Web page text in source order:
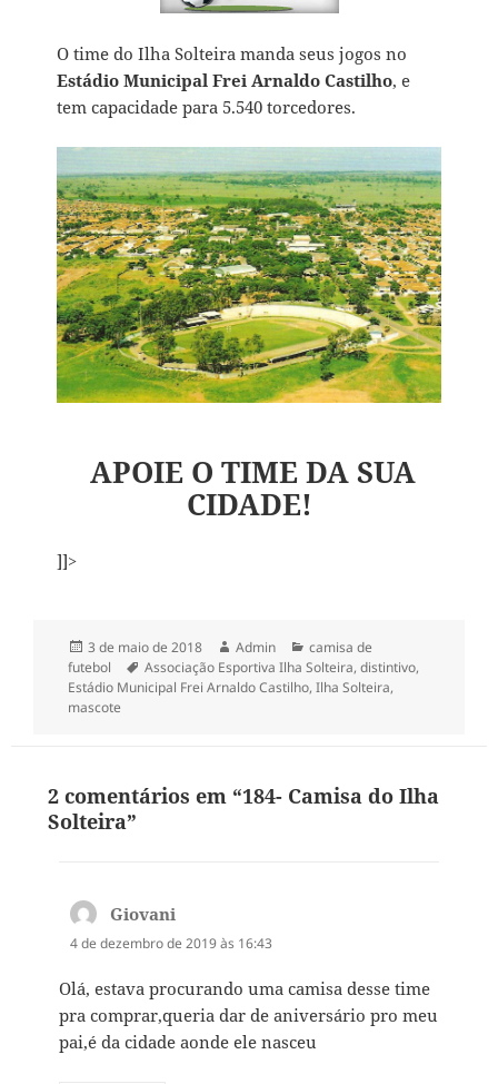
O time do Ilha Solteira manda seus jogos no
Estádio Municipal Frei Arnaldo Castilho, e
tem capacidade para 5.540 torcedores.
APOIE O TIME DA SUA
CIDADE!
]]>
Publicado
em
3 de maio de 2018 Autor
Admin Categorias
camisa de
futebol
Tags
Associação Esportiva Ilha Solteira,distintivo,
Estádio Municipal Frei Arnaldo Castilho,Ilha Solteira,
mascote
2 comentários em “184- Camisa do Ilha
Solteira”
Giovanidisse:
4 de dezembro de 2019 às 16:43
Olá, estava procurando uma camisa desse time
pra comprar,queria dar de aniversário pro meu
pai,é da cidade aonde ele nasceu